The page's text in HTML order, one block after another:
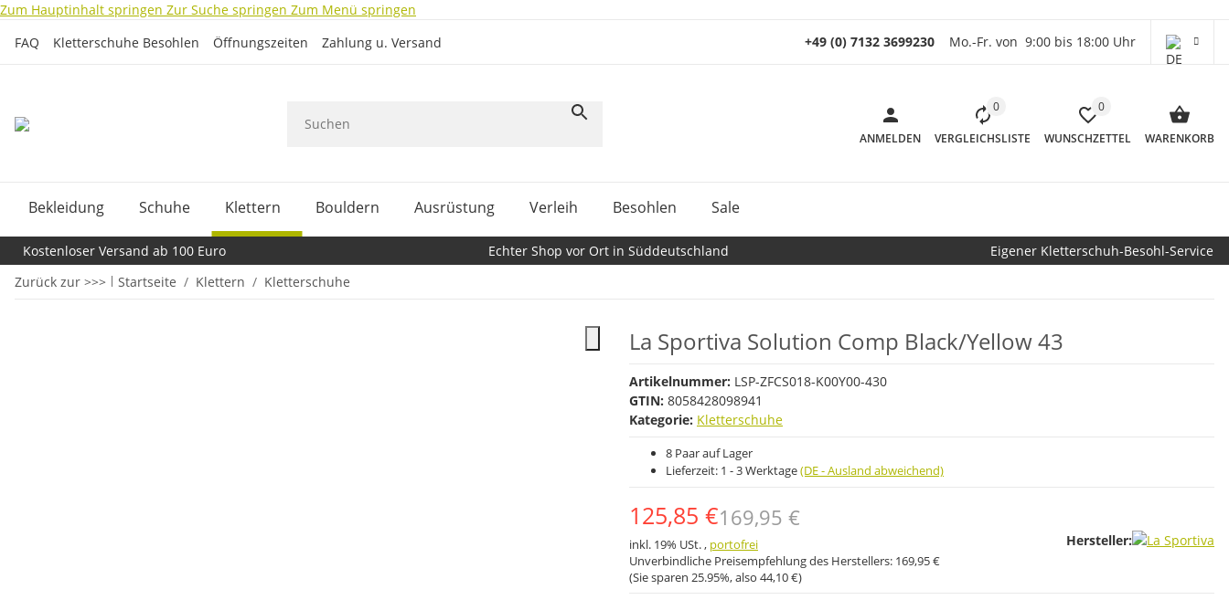
Zum Hauptinhalt springen Zur Suche springen Zum Menü springen
FAQ
Kletterschuhe Besohlen Öffnungszeiten Zahlung u. Versand +49 (0) 7132 3699230 Mo.-Fr. von 9:00 bis 18:00 Uhr
ANMELDEN
0
VERGLEICHSLISTE
0
WUNSCHZETTEL WARENKORB
Bekleidung Schuhe Klettern Bouldern Ausrüstung Verleih Besohlen Sale
Kostenloser Versand ab 100 Euro Echter Shop vor Ort in Süddeutschland
Eigener Kletterschuh-Besohl-Service
Zurück zur >>>
Startseite Klettern Kletterschuhe
La Sportiva Solution Comp Black/Yellow 43
Artikelnummer: LSP-ZFCS018-K00Y00-430
GTIN: 8058428098941
Kategorie: Kletterschuhe
8 Paar auf Lager
Lieferzeit: 1 - 3 Werktage(DE - Ausland abweichend)
125,85 €169,95 €
inkl. 19% USt. , portofrei
Unverbindliche Preisempfehlung des Herstellers: 169,95 €
(Sie sparen 25.95%, also 44,10 €)
Hersteller: